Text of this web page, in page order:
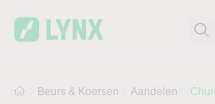
Beurs & Koersen Aandelen